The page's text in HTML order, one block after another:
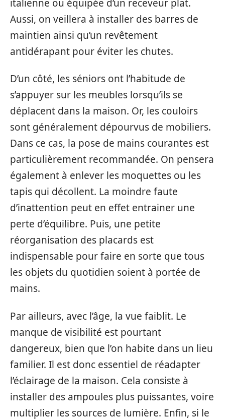
italienne ou équipée d’un receveur plat.
Aussi, on veillera à installer des barres de
maintien ainsi qu’un revêtement
antidérapant pour éviter les chutes.
D’un côté, les séniors ont l’habitude de
s’appuyer sur les meubles lorsqu’ils se
déplacent dans la maison. Or, les couloirs
sont généralement dépourvus de mobiliers.
Dans ce cas, la pose de mains courantes est
particulièrement recommandée. On pensera
également à enlever les moquettes ou les
tapis qui décollent. La moindre faute
d’inattention peut en effet entrainer une
perte d’équilibre. Puis, une petite
réorganisation des placards est
indispensable pour faire en sorte que tous
les objets du quotidien soient à portée de
mains.
Par ailleurs, avec l’âge, la vue faiblit. Le
manque de visibilité est pourtant
dangereux, bien que l’on habite dans un lieu
familier. Il est donc essentiel de réadapter
l’éclairage de la maison. Cela consiste à
installer des ampoules plus puissantes, voire
multiplier les sources de lumière. Enfin, si le